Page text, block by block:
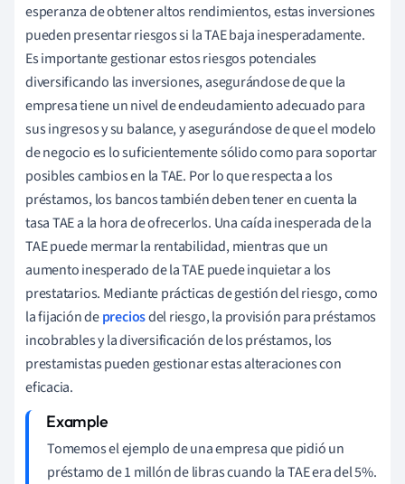
esperanza de obtener altos rendimientos, estas inversiones
pueden presentar riesgos si la TAE baja inesperadamente.
Es importante gestionar estos riesgos potenciales
diversificando las inversiones, asegurándose de que la
empresa tiene un nivel de endeudamiento adecuado para
sus ingresos y su balance, y asegurándose de que el modelo
de negocio es lo suficientemente sólido como para soportar
posibles cambios en la TAE. Por lo que respecta a los
préstamos, los bancos también deben tener en cuenta la
tasa TAE a la hora de ofrecerlos. Una caída inesperada de la
TAE puede mermar la rentabilidad, mientras que un
aumento inesperado de la TAE puede inquietar a los
prestatarios. Mediante prácticas de gestión del riesgo, como
la fijación depreciosdel riesgo, la provisión para préstamos
incobrables y la diversificación de los préstamos, los
prestamistas pueden gestionar estas alteraciones con
eficacia.
Tomemos el ejemplo de una empresa que pidió un
préstamo de 1 millón de libras cuando la TAE era del 5%.